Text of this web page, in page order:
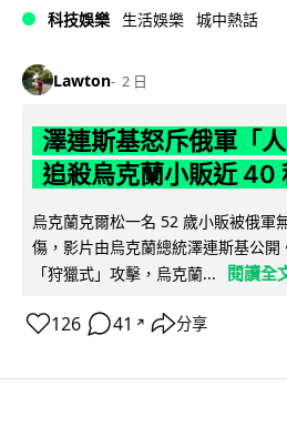
科技娛樂 生活娛樂 城中熱話
Lawton 2 日
澤連斯基怒斥俄軍「
追殺烏克蘭小販近 40
烏克蘭克爾松一名 52 歲小販被俄軍
傷，影片由烏克蘭總統澤連斯基公
「狩獵式」攻擊，烏克蘭...
閱讀全
126 41 ↗ 分享